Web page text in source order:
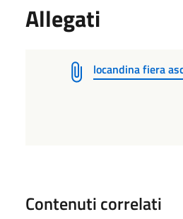
Allegati
locandina fiera
Contenuti correlati